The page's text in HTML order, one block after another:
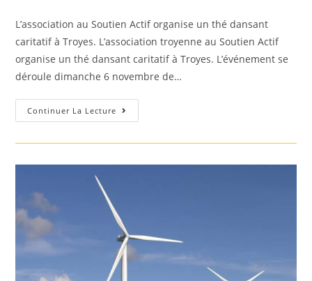
L’association au Soutien Actif organise un thé dansant
caritatif à Troyes. L’association troyenne au Soutien Actif
organise un thé dansant caritatif à Troyes. L’événement se
déroule dimanche 6 novembre de…
Continuer La Lecture Thé
Dansant
Organisé